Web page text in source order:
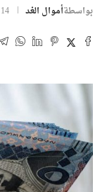
بواسطةأموال الغد 14 يناير 2026 | 5:41 م